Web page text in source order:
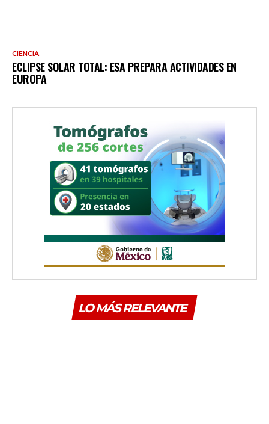
CIENCIA
ECLIPSE SOLAR TOTAL: ESA PREPARA ACTIVIDADES EN
EUROPA
LO MÁS RELEVANTE